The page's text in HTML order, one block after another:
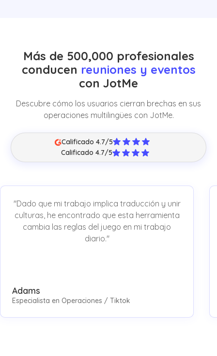
Más de 500,000 profesionales
conducen reuniones y eventos
con JotMe
Descubre cómo los usuarios cierran brechas en sus
operaciones multilingües con JotMe.
Calificado 4.7/5
Calificado 4.7/5
"Dado que mi trabajo implica traducción y unir
culturas, he encontrado que esta herramienta
cambia las reglas del juego en mi trabajo
diario."
Adams
Especialista en Operaciones / Tiktok